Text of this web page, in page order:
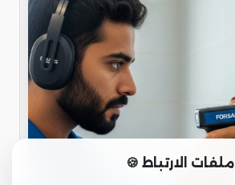
ملفات الارتباط 🍪